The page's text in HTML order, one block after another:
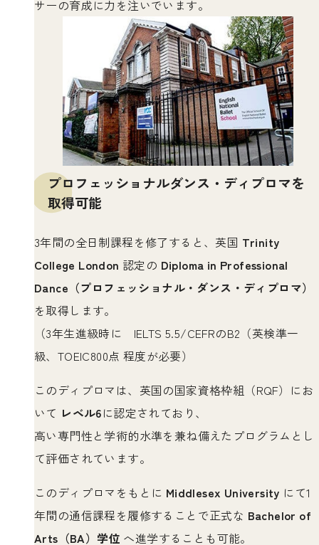
サーの育成に力を注いでいます。
プロフェッショナルダンス・ディプロマを
取得可能
3年間の全日制課程を修了すると、英国 Trinity
College London 認定の Diploma in Professional
Dance（プロフェッショナル・ダンス・ディプロマ）
を取得します。
（3年生進級時に IELTS 5.5/CEFRのB2（英検準一
級、TOEIC800点 程度が必要）
このディプロマは、英国の国家資格枠組（RQF）にお
いて レベル6に認定されており、
高い専門性と学術的水準を兼ね備えたプログラムとし
て評価されています。
このディプロマをもとに Middlesex University にて1
年間の通信課程を履修することで正式な Bachelor of
Arts（BA）学位 へ進学することも可能。